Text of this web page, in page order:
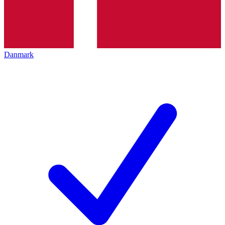
Danmark